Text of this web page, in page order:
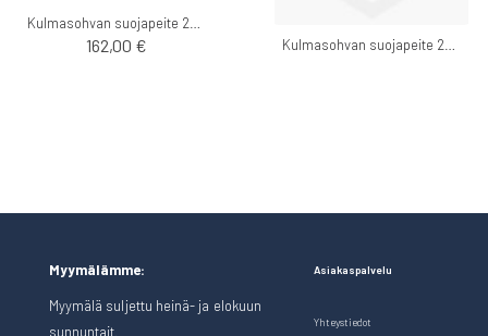
162,00 €
Myymälämme:
Myymälä suljettu heinä- ja elokuun
sunnuntait.
Asiakaspalvelu
Yhteystiedot